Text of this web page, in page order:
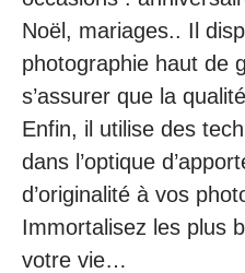
Noël, mariages.. Il
photographie haut de
s’assurer que la
Enfin, il utilise des
dans l’optique
d’originalité à vos
Immortalisez les plus
votre vie…